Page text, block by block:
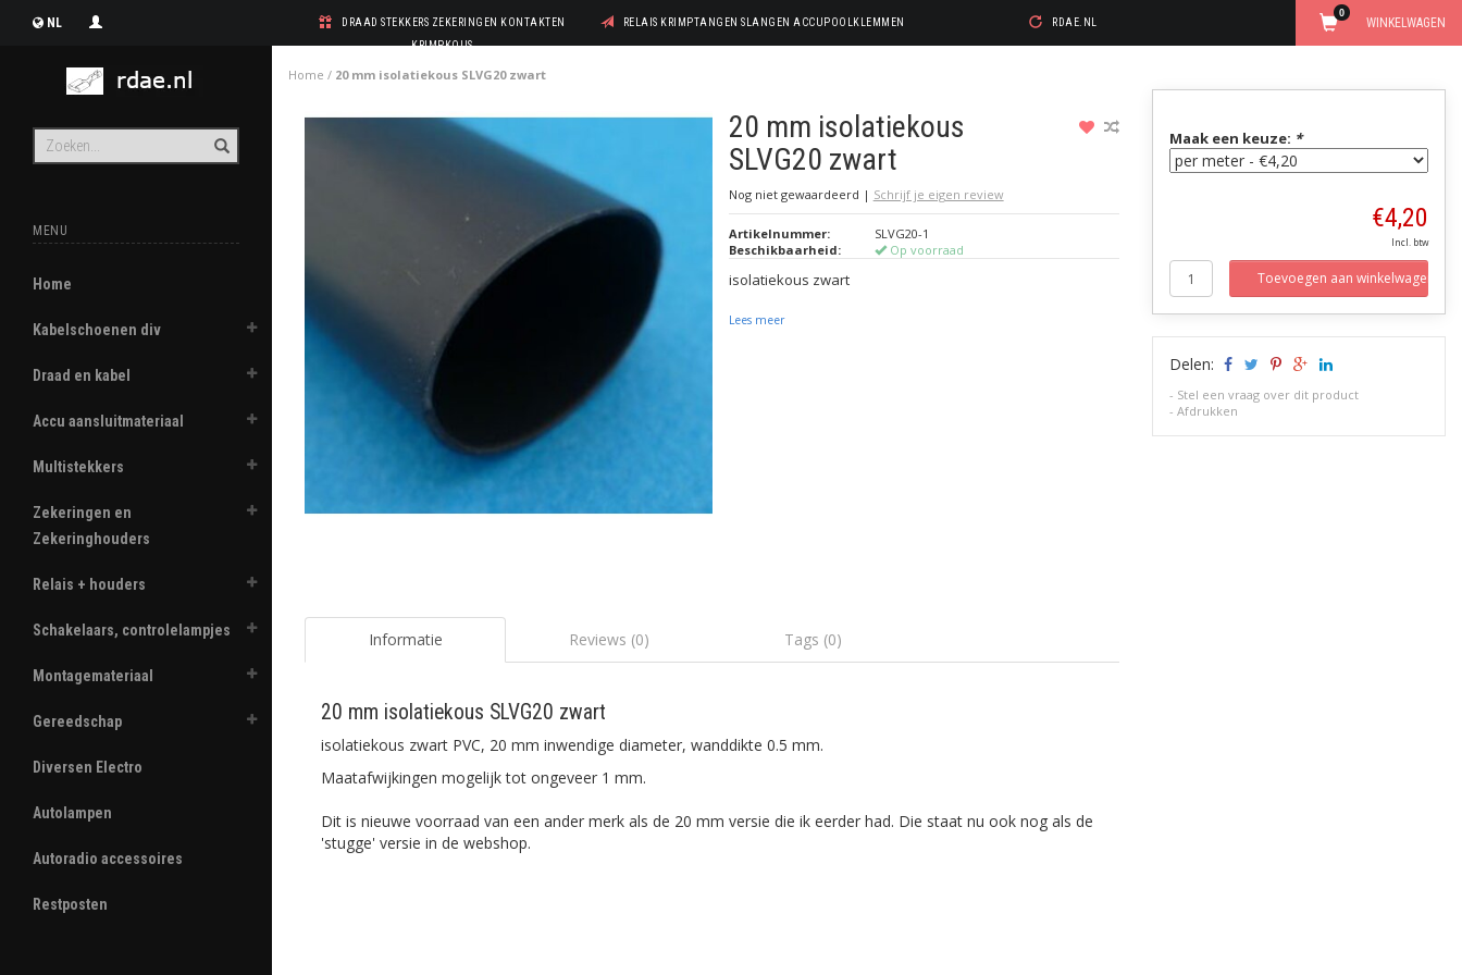
NL
DRAAD STEKKERS ZEKERINGEN KONTAKTEN
KRIMPKOUS
RELAIS KRIMPTANGEN SLANGEN ACCUPOOLKLEMMEN RDAE.NL WINKELWAGEN
0
MENU
Home
Kabelschoenen div
Draad en kabel
Accu aansluitmateriaal
Multistekkers
Zekeringen en
Zekeringhouders
Relais + houders
Schakelaars, controlelampjes
Montagemateriaal
Gereedschap
Diversen Electro
Autolampen
Autoradio accessoires
Restposten
Home / 20 mm isolatiekous SLVG20 zwart
20 mm isolatiekous
SLVG20 zwart
Nog niet gewaardeerd | Schrijf je eigen review
Artikelnummer:
SLVG20-1
Beschikbaarheid:
Op voorraad
isolatiekous zwart
Lees meer
Informatie Reviews (0) Tags (0)
20 mm isolatiekous SLVG20 zwart
isolatiekous zwart PVC, 20 mm inwendige diameter, wanddikte 0.5 mm.
Maatafwijkingen mogelijk tot ongeveer 1 mm.
Dit is nieuwe voorraad van een ander merk als de 20 mm versie die ik eerder had. Die staat nu ook nog als de
'stugge' versie in de webshop.
Maak een keuze: *
€4,20
Incl. btw
Toevoegen aan winkelwagen
Delen:
- Stel een vraag over dit product
-Afdrukken